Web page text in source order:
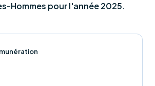
Hommes pour l'année 2025.